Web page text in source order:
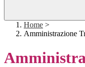
Home >
Amministrazione